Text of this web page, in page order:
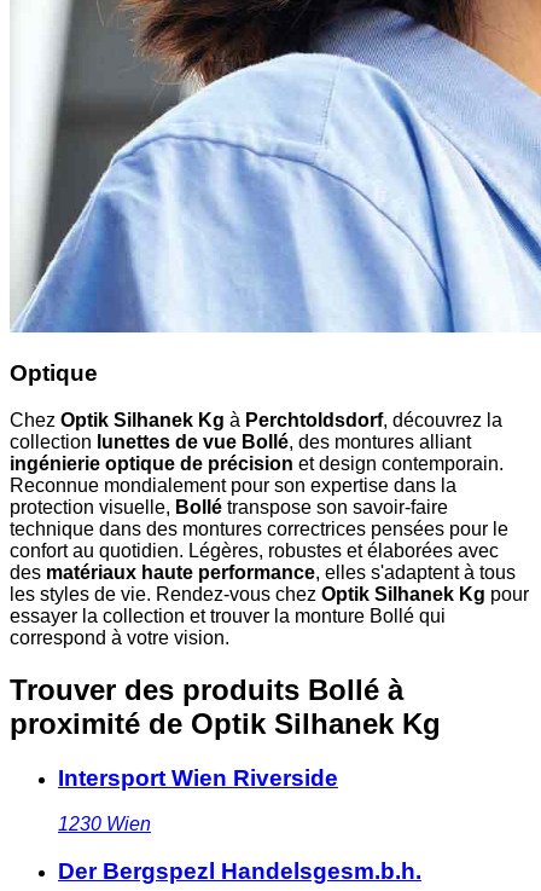
Optique
Chez Optik Silhanek Kg à Perchtoldsdorf, découvrez la
collection lunettes de vue Bollé, des montures alliant
ingénierie optique de précision et design contemporain.
Reconnue mondialement pour son expertise dans la
protection visuelle, Bollé transpose son savoir-faire
technique dans des montures correctrices pensées pour le
confort au quotidien. Légères, robustes et élaborées avec
des matériaux haute performance, elles s'adaptent à tous
les styles de vie. Rendez-vous chez Optik Silhanek Kg pour
essayer la collection et trouver la monture Bollé qui
correspond à votre vision.
Trouver des produits Bollé à
proximité de Optik Silhanek Kg
Intersport Wien Riverside
1230 Wien
Der Bergspezl Handelsgesm.b.h.